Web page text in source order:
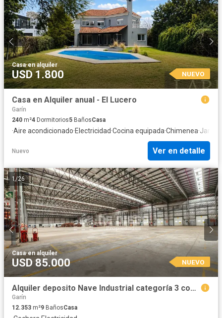
Casa·en alquiler
USD 1.800 NUEVO
Casa en Alquiler anual - El Lucero
Garín
240 m²4 Dormitorios5 BañosCasa
·Aire acondicionado·Electricidad·Cocina equipada·Chimenea·Jardín
Nuevo Ver en detalle
1/26
Casa·en alquiler
USD 85.000 NUEVO
Alquiler deposito Nave Industrial categoría 3 con rociadores, gas industrial, racks, Garín Escobar.
Garín
12.353 m²9 BañosCasa